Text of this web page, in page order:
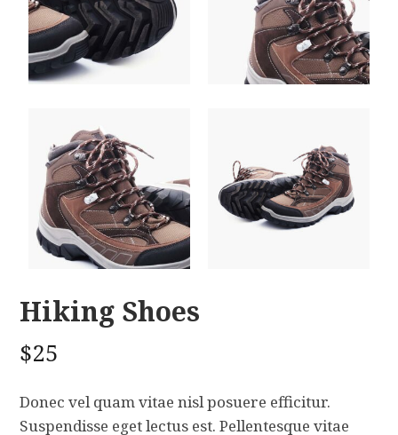
Hiking Shoes
$25
Donec vel quam vitae nisl posuere efficitur.
Suspendisse eget lectus est. Pellentesque vitae